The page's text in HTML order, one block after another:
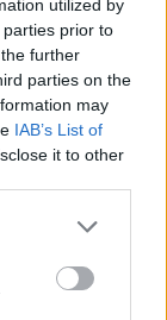
utilized by
prior to
further
parties on the
may
IAB’s List of
it to other
more Google
may click to
party tags to